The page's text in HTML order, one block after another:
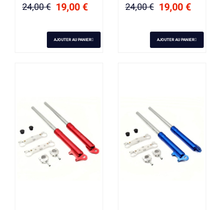
24,00 € 19,00 €
AJOUTER AU PANIER
24,00 € 19,00 €
AJOUTER AU PANIER